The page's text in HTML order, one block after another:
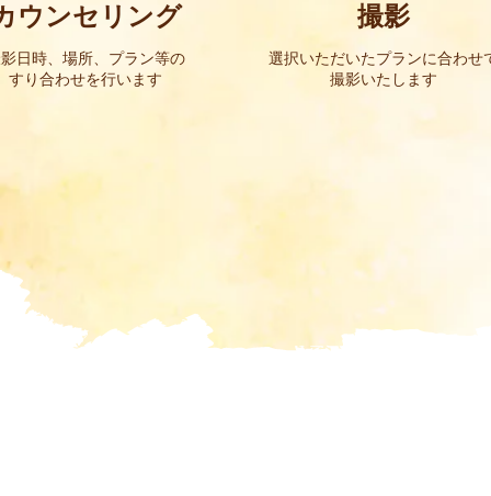
ウンセリング 撮影
日時、場所、プラン等の
​すり合わせを行います
選択いただいたプランに合わせ
​撮影いたします